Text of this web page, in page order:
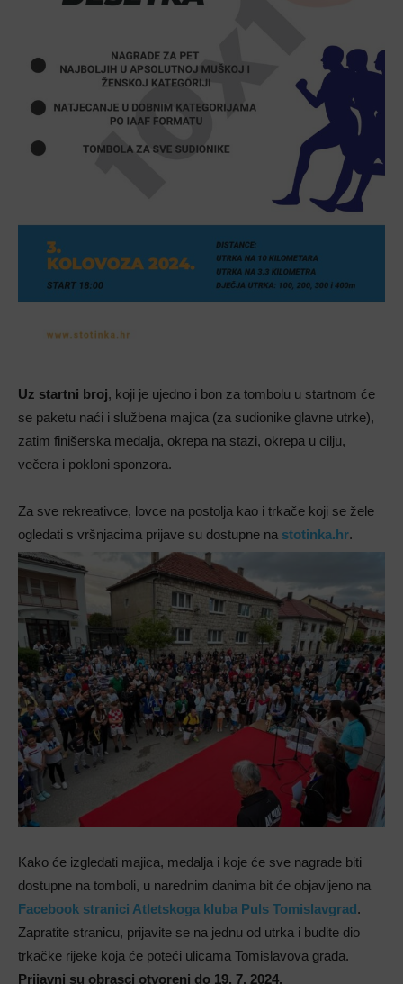
Uz startni broj, koji je ujedno i bon za tombolu u startnom će
se paketu naći i službena majica (za sudionike glavne utrke),
zatim finišerska medalja, okrepa na stazi, okrepa u cilju,
večera i pokloni sponzora.
Za sve rekreativce, lovce na postolja kao i trkače koji se žele
ogledati s vršnjacima prijave su dostupne na stotinka.hr.
Kako će izgledati majica, medalja i koje će sve nagrade biti
dostupne na tomboli, u narednim danima bit će objavljeno na
Facebook stranici Atletskoga kluba Puls Tomislavgrad.
Zapratite stranicu, prijavite se na jednu od utrka i budite dio
trkačke rijeke koja će poteći ulicama Tomislavova grada.
Prijavni su obrasci otvoreni do 19. 7. 2024.